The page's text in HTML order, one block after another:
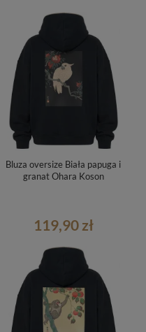
Bluza oversize Biała papuga i
granat Ohara Koson
119,90 zł